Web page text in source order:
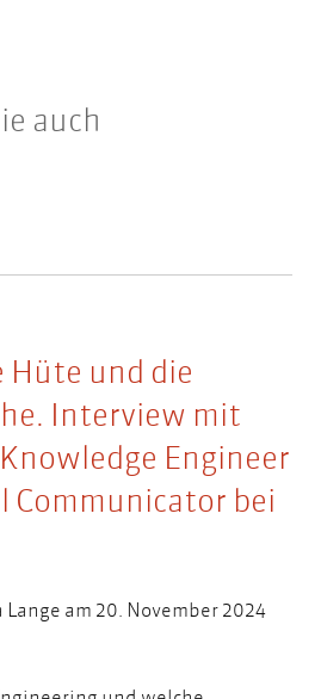
auch
Hüte und die
Interview mit
Engineer
Communicator bei
Lange am 20. November 2024